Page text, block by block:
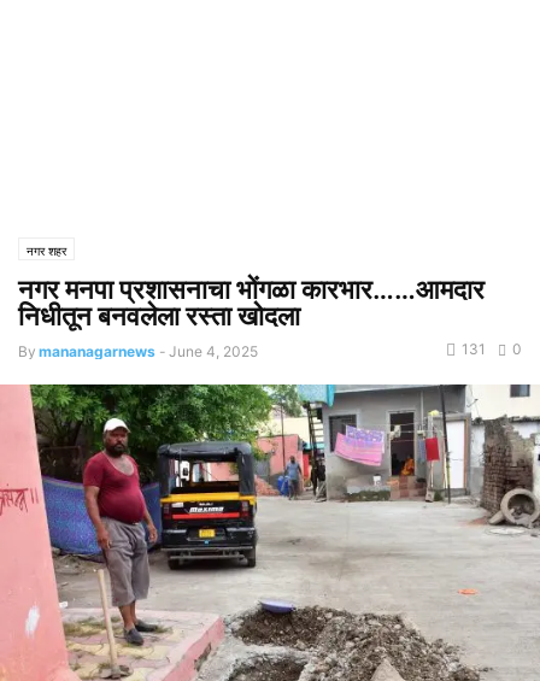
नगर शहर
नगर मनपा प्रशासनाचा भोंगळा कारभार……आमदार
निधीतून बनवलेला रस्ता खोदला
By mananagarnews - June 4, 2025 0
131